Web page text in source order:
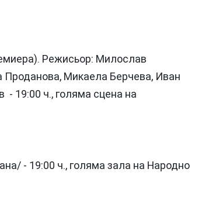
Режисьор: Милослав
Микаела Берчева, Иван
19:00 ч., голяма сцена на
- 19:00 ч., голяма зала на Народно